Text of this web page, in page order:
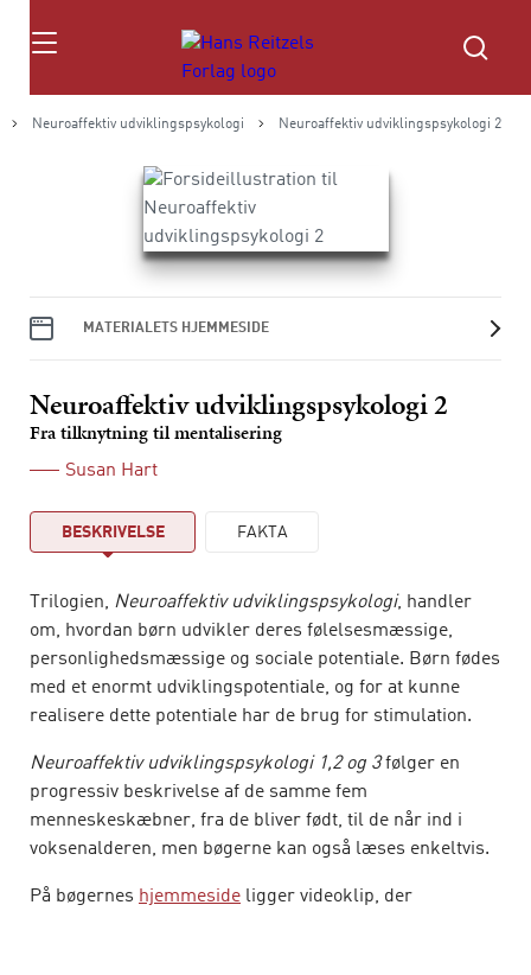
Søg
Neuroaffektiv udviklingspsykologi Neuroaffektiv udviklingspsykologi 2
MATERIALETS HJEMMESIDE
Neuroaffektiv udviklingspsykologi 2
Fra tilknytning til mentalisering
Susan Hart
BESKRIVELSE FAKTA
Trilogien, Neuroaffektiv udviklingspsykologi, handler
om, hvordan børn udvikler deres følelsesmæssige,
personlighedsmæssige og sociale potentiale. Børn fødes
med et enormt udviklingspotentiale, og for at kunne
realisere dette potentiale har de brug for stimulation.
Neuroaffektiv udviklingspsykologi 1,2 og 3følger en
progressiv beskrivelse af de samme fem
menneskeskæbner, fra de bliver født, til de når ind i
voksenalderen, men bøgerne kan også læses enkeltvis.
På bøgernes hjemmeside ligger videoklip, der